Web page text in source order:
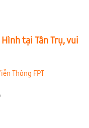
tại Tân Trụ, vui
Thông FPT